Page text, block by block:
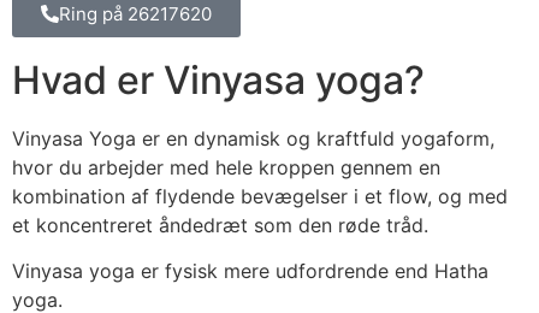
Ring på 26217620
Hvad er Vinyasa yoga?
Vinyasa Yoga er en dynamisk og kraftfuld yogaform,
hvor du arbejder med hele kroppen gennem en
kombination af flydende bevægelser i et flow, og med
et koncentreret åndedræt som den røde tråd.
Vinyasa yoga er fysisk mere udfordrende end Hatha
yoga.